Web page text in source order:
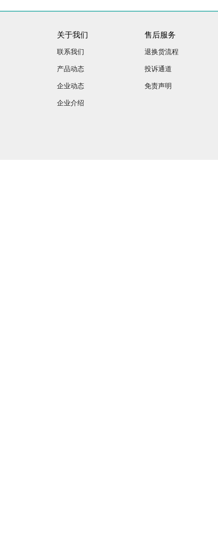
关于我们
联系我们
产品动态
企业动态
企业介绍
售后服务
退换货流程
投诉通道
免责声明